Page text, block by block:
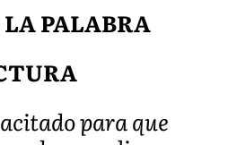
PALABRA
para que